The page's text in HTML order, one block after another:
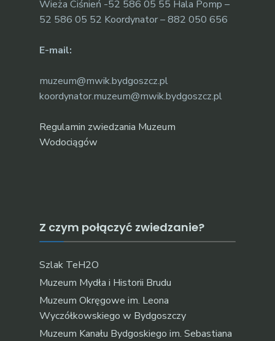
Wieża Ciśnień -52 586 05 55 Hala Pomp –
52 586 05 52 Koordynator – 882 050 656
E-mail:
muzeum@mwik.bydgoszcz.pl
koordynator.muzeum@mwik.bydgoszcz.pl
Regulamin zwiedzania Muzeum
Wodociągów
Z czym połączyć zwiedzanie?
Szlak TeH2O
Muzeum Mydła i Historii Brudu
Muzeum Okręgowe im. Leona
Wyczółkowskiego w Bydgoszczy
Muzeum Kanału Bydgoskiego im. Sebastiana